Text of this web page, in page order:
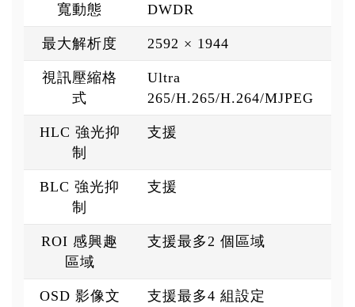
寬動態 DWDR
最大解析度 2592 × 1944
視訊壓縮格
式
Ultra
265/H.265/H.264/MJPEG
HLC 強光抑
制
支援
BLC 強光抑
制
支援
ROI 感興趣
區域
支援最多2 個區域
OSD 影像文
支援最多4 組設定